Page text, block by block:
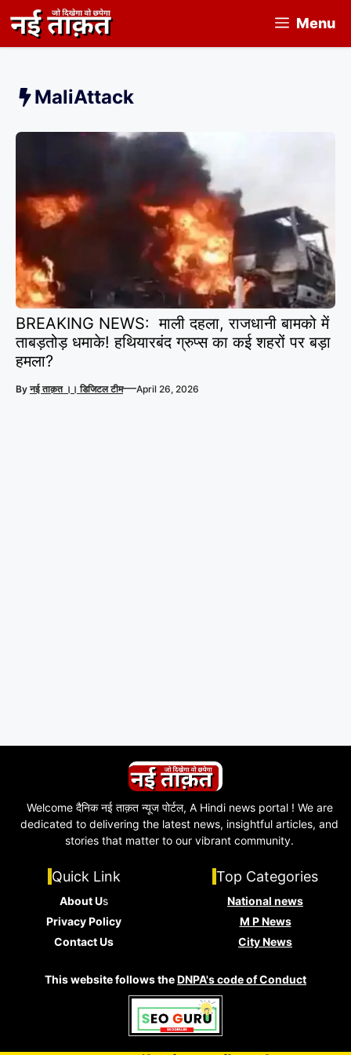
to
content
Menu
MaliAttack
BREAKING NEWS: माली दहला, राजधानी बामको में
ताबड़तोड़ धमाके! हथियारबंद ग्रुप्स का कई शहरों पर बड़ा
हमला?
Byनई ताक़त ।। डिजिटल टीम—April 26, 2026
Welcome दैनिक नई ताक़त न्यूज पोर्टल, A Hindi news portal ! We are
dedicated to delivering the latest news, insightful articles, and
stories that matter to our vibrant community.
Quick Link
About Us
Privacy Policy
Contact Us
Top Categories
National news
M P News
City News
This website follows theDNPA's code of Conduct